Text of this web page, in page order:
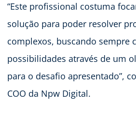
“Este profissional costuma
solução para poder resolver
complexos, buscando sempre
possibilidades através de um
para o desafio apresentado”,
COO da Npw Digital.